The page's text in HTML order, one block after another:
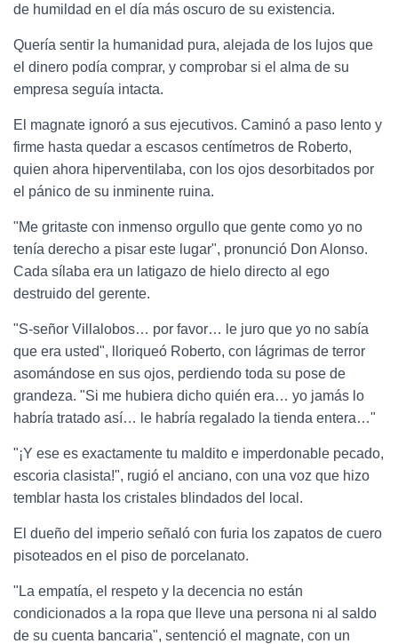
de humildad en el día más oscuro de su existencia.
Quería sentir la humanidad pura, alejada de los lujos que
el dinero podía comprar, y comprobar si el alma de su
empresa seguía intacta.
El magnate ignoró a sus ejecutivos. Caminó a paso lento y
firme hasta quedar a escasos centímetros de Roberto,
quien ahora hiperventilaba, con los ojos desorbitados por
el pánico de su inminente ruina.
"Me gritaste con inmenso orgullo que gente como yo no
tenía derecho a pisar este lugar", pronunció Don Alonso.
Cada sílaba era un latigazo de hielo directo al ego
destruido del gerente.
"S-señor Villalobos… por favor… le juro que yo no sabía
que era usted", lloriqueó Roberto, con lágrimas de terror
asomándose en sus ojos, perdiendo toda su pose de
grandeza. "Si me hubiera dicho quién era… yo jamás lo
habría tratado así… le habría regalado la tienda entera…"
"¡Y ese es exactamente tu maldito e imperdonable pecado,
escoria clasista!", rugió el anciano, con una voz que hizo
temblar hasta los cristales blindados del local.
El dueño del imperio señaló con furia los zapatos de cuero
pisoteados en el piso de porcelanato.
"La empatía, el respeto y la decencia no están
condicionados a la ropa que lleve una persona ni al saldo
de su cuenta bancaria", sentenció el magnate, con un